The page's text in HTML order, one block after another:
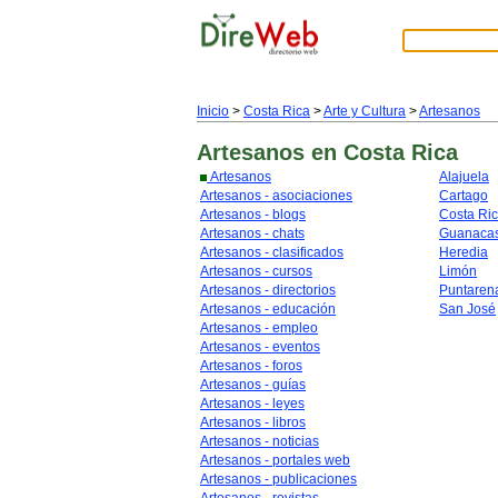
Inicio > Costa Rica >Arte y Cultura >Artesanos
Artesanos en Costa Rica
Artesanos
Artesanos - asociaciones
Artesanos - blogs
Artesanos - chats
Artesanos - clasificados
Artesanos - cursos
Artesanos - directorios
Artesanos - educación
Artesanos - empleo
Artesanos - eventos
Artesanos - foros
Artesanos - guías
Artesanos - leyes
Artesanos - libros
Artesanos - noticias
Artesanos - portales web
Artesanos - publicaciones
Alajuela
Cartago
Costa
Heredia
Limón
San José